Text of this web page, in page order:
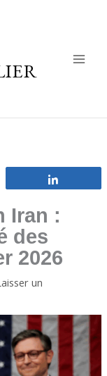
Iran :
des
2026
un